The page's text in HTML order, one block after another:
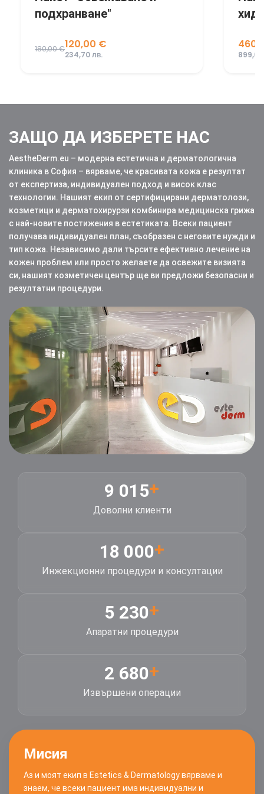
хидратация"
460,00 €
899,68 лв. 97,79
ЗАЩО ДА ИЗБЕРЕТЕ НАС
AestheDerm.eu – модерна естетична и дерматологична
клиника в София – вярваме, че красивата кожа е резултат
от експертиза, индивидуален подход и висок клас
технологии. Нашият екип от сертифицирани дерматолози,
козметици и дерматохирурзи комбинира медицинска грижа
с най-новите постижения в естетиката. Всеки пациент
получава индивидуален план, съобразен с неговите нужди и
тип кожа. Независимо дали търсите ефективно лечение на
кожен проблем или просто желаете да освежите визията
си, нашият козметичен център ще ви предложи безопасни и
резултатни процедури.
9 015+
Доволни клиенти
18 000+
Инжекционни процедури и консултации
5 230+
Апаратни процедури
2 680+
Извършени операции
Мисия
Аз и моят екип в Estetics & Dermatology вярваме и
знаем, че всеки пациент има индивидуални и